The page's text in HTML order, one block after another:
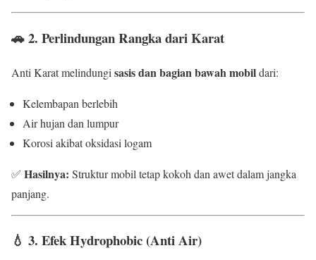
🚗2. Perlindungan Rangka dari Karat
Anti Karat melindungi sasis dan bagian bawah mobildari:
Kelembapan berlebih
Air hujan dan lumpur
Korosi akibat oksidasi logam
✅ Hasilnya: Struktur mobil tetap kokoh dan awet dalam jangka
panjang.
💧 3. Efek Hydrophobic (Anti Air)